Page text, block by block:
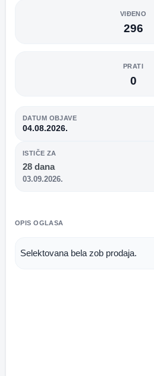
VIĐENO
296
PRATI
0
DATUM OBJAVE
04.08.2026.
ISTIČE ZA
28 dana
03.09.2026.
OPIS OGLASA
Selektovana bela zob prodaja.